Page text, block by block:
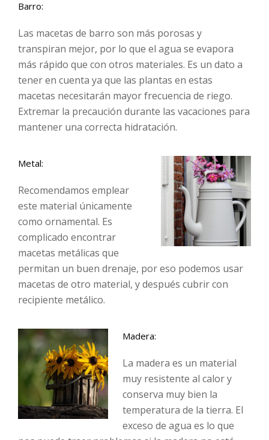
Barro:
Las macetas de barro son más porosas y
transpiran mejor, por lo que el agua se evapora
más rápido que con otros materiales. Es un dato a
tener en cuenta ya que las plantas en estas
macetas necesitarán mayor frecuencia de riego.
Extremar la precaución durante las vacaciones para
mantener una correcta hidratación.
Metal:
Recomendamos emplear
este material únicamente
como ornamental. Es
complicado encontrar
macetas metálicas que
permitan un buen drenaje, por eso podemos usar
macetas de otro material, y después cubrir con
recipiente metálico.
Madera:
La madera es un material
muy resistente al calor y
conserva muy bien la
temperatura de la tierra. El
exceso de agua es lo que